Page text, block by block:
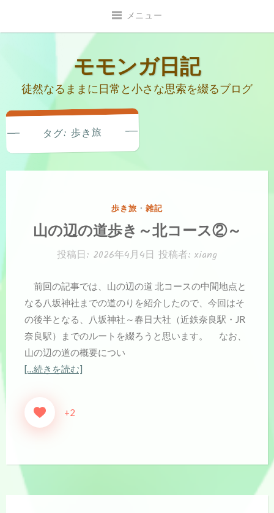
メニュー
モモンガ日記
徒然なるままに日常と小さな思索を綴るブログ
タグ:歩き旅
カ
テ
ゴ
リ
歩き旅 ・ 雑記
山の辺の道歩き～北コース②～
投稿日: 2026年4月4日 投稿者: xiang
前回の記事では、山の辺の道 北コースの中間地点と
なる八坂神社までの道のりを紹介したので、今回はそ
の後半となる、八坂神社～春日大社（近鉄奈良駅・JR
奈良駅）までのルートを綴ろうと思います。 なお、
山の辺の道の概要につい
[…続きを読む]
+2